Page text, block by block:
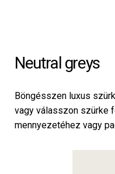
Neutral greys
Böngésszen luxus
vagy válasszon szürke
mennyezetéhez vagy